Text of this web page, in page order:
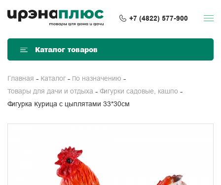
+7 (4822) 577-900
Каталог товаров
Главная Каталог По назначению
Товары для дачи и отдыха
Фигурки садовые, кашпо
Фигурка Курица с цыплятами 33*30см